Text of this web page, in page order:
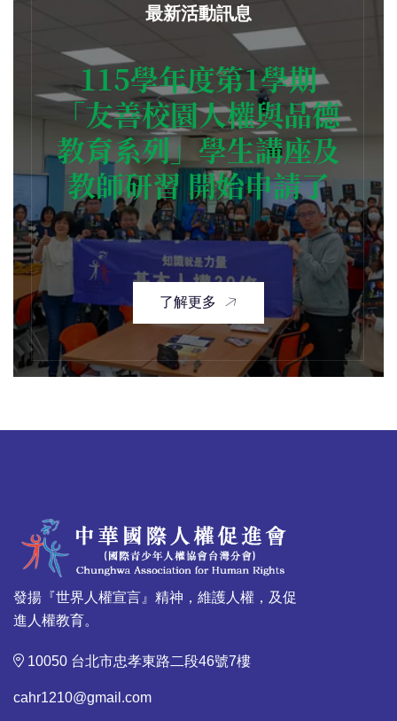
最新活動訊息
115學年度第1學期
「友善校園人權與品德
教育系列」學生講座及
教師研習 開始申請了
了解更多
發揚『世界人權宣言』精神，維護人權，及促
進人權教育。
10050 台北市忠孝東路二段46號7樓
cahr1210@gmail.com